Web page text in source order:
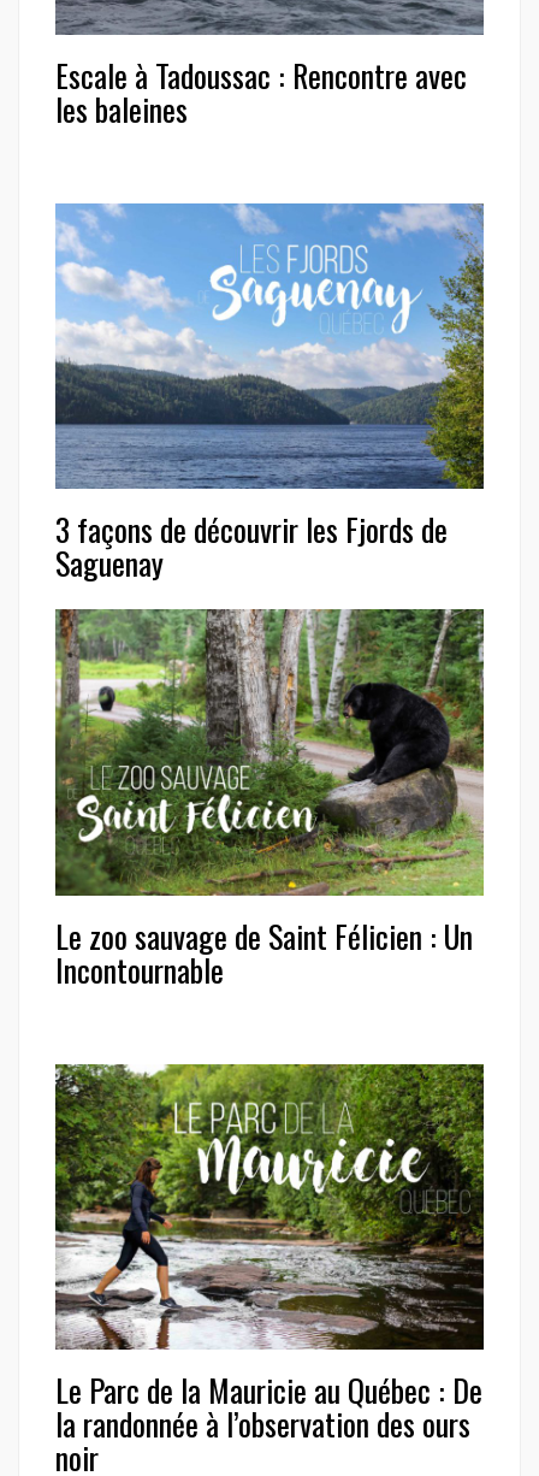
Escale à Tadoussac : Rencontre avec
les baleines
3 façons de découvrir les Fjords de
Saguenay
Le zoo sauvage de Saint Félicien : Un
Incontournable
Le Parc de la Mauricie au Québec : De
la randonnée à l’observation des ours
noir